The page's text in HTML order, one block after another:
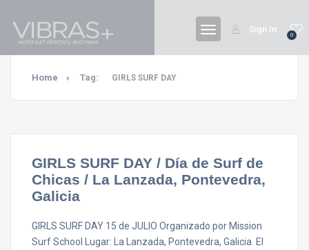
0
Sign In
Home Tag: GIRLS SURF DAY
GIRLS SURF DAY / Día de Surf de
Chicas / La Lanzada, Pontevedra,
Galicia
GIRLS SURF DAY 15 de JULIO Organizado por Mission
Surf School Lugar: La Lanzada, Pontevedra, Galicia. El